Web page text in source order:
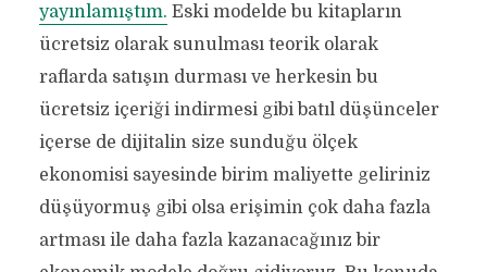
yayınlamıştım. Eski modelde bu kitapların
ücretsiz olarak sunulması teorik olarak
raflarda satışın durması ve herkesin bu
ücretsiz içeriği indirmesi gibi batıl düşünceler
içerse de dijitalin size sunduğu ölçek
ekonomisi sayesinde birim maliyette geliriniz
düşüyormuş gibi olsa erişimin çok daha fazla
artması ile daha fazla kazanacağınız bir